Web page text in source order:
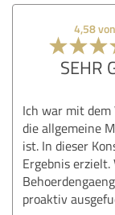
4,58
SEHR
Ich war mit dem
die allgemeine
ist. In dieser
Ergebnis
proaktiv